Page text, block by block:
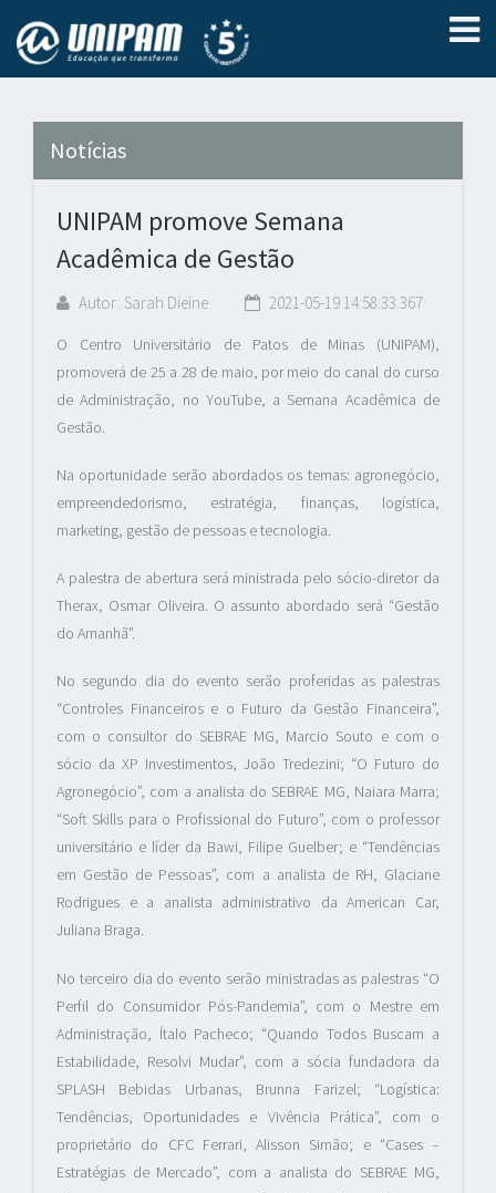
Notícias
UNIPAM promove Semana
Acadêmica de Gestão
Autor: Sarah Dieine 2021-05-19 14:58:33.367
O Centro Universitário de Patos de Minas (UNIPAM),
promoverá de 25 a 28 de maio, por meio do canal do curso
de Administração, no YouTube, a Semana Acadêmica de
Gestão.
Na oportunidade serão abordados os temas: agronegócio,
empreendedorismo, estratégia, finanças, logística,
marketing, gestão de pessoas e tecnologia.
A palestra de abertura será ministrada pelo sócio-diretor da
Therax, Osmar Oliveira. O assunto abordado será “Gestão
do Amanhã”.
No segundo dia do evento serão proferidas as palestras
“Controles Financeiros e o Futuro da Gestão Financeira”,
com o consultor do SEBRAE MG, Marcio Souto e com o
sócio da XP Investimentos, João Tredezini; “O Futuro do
Agronegócio”, com a analista do SEBRAE MG, Naiara Marra;
“Soft Skills para o Profissional do Futuro”, com o professor
universitário e líder da Bawi, Filipe Guelber; e “Tendências
em Gestão de Pessoas”, com a analista de RH, Glaciane
Rodrigues e a analista administrativo da American Car,
Juliana Braga.
No terceiro dia do evento serão ministradas as palestras “O
Perfil do Consumidor Pós-Pandemia”, com o Mestre em
Administração, Ítalo Pacheco; “Quando Todos Buscam a
Estabilidade, Resolvi Mudar”, com a sócia fundadora da
SPLASH Bebidas Urbanas, Brunna Farizel; “Logística:
Tendências, Oportunidades e Vivência Prática”, com o
proprietário do CFC Ferrari, Alisson Simão; e “Cases –
Estratégias de Mercado”, com a analista do SEBRAE MG,